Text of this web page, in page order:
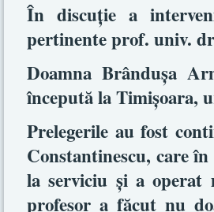
În discuţie a
pertinente prof. univ.
Doamna Brânduşa
începută la Timişoara,
Prelegerile au fost
Constantinescu, care
la serviciu şi a
profesor a făcut nu